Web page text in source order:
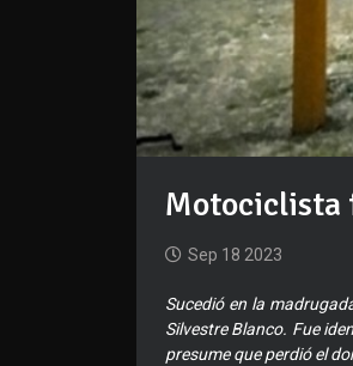
Motociclista
Sep 18 2023
Sucedió en la
Silvestre Blanco. Fue
presume que perdió el